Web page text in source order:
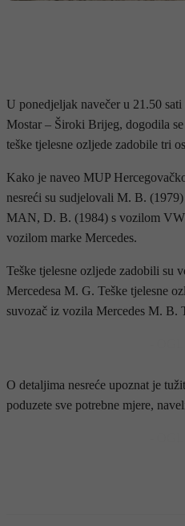
U ponedjeljak navečer u 21.50
Mostar – Široki Brijeg, dogodila
teške tjelesne ozljede zadobile tri
Kako je naveo MUP
nesreći su sudjelovali M. B.
MAN, D. B. (1984) s vozilom
vozilom marke Mercedes.
Teške tjelesne ozljede zadobili su
Mercedesa M. G. Teške tjelesne
suvozač iz vozila Mercedes M. B.
O detaljima nesreće upoznat je
poduzete sve potrebne mjere,